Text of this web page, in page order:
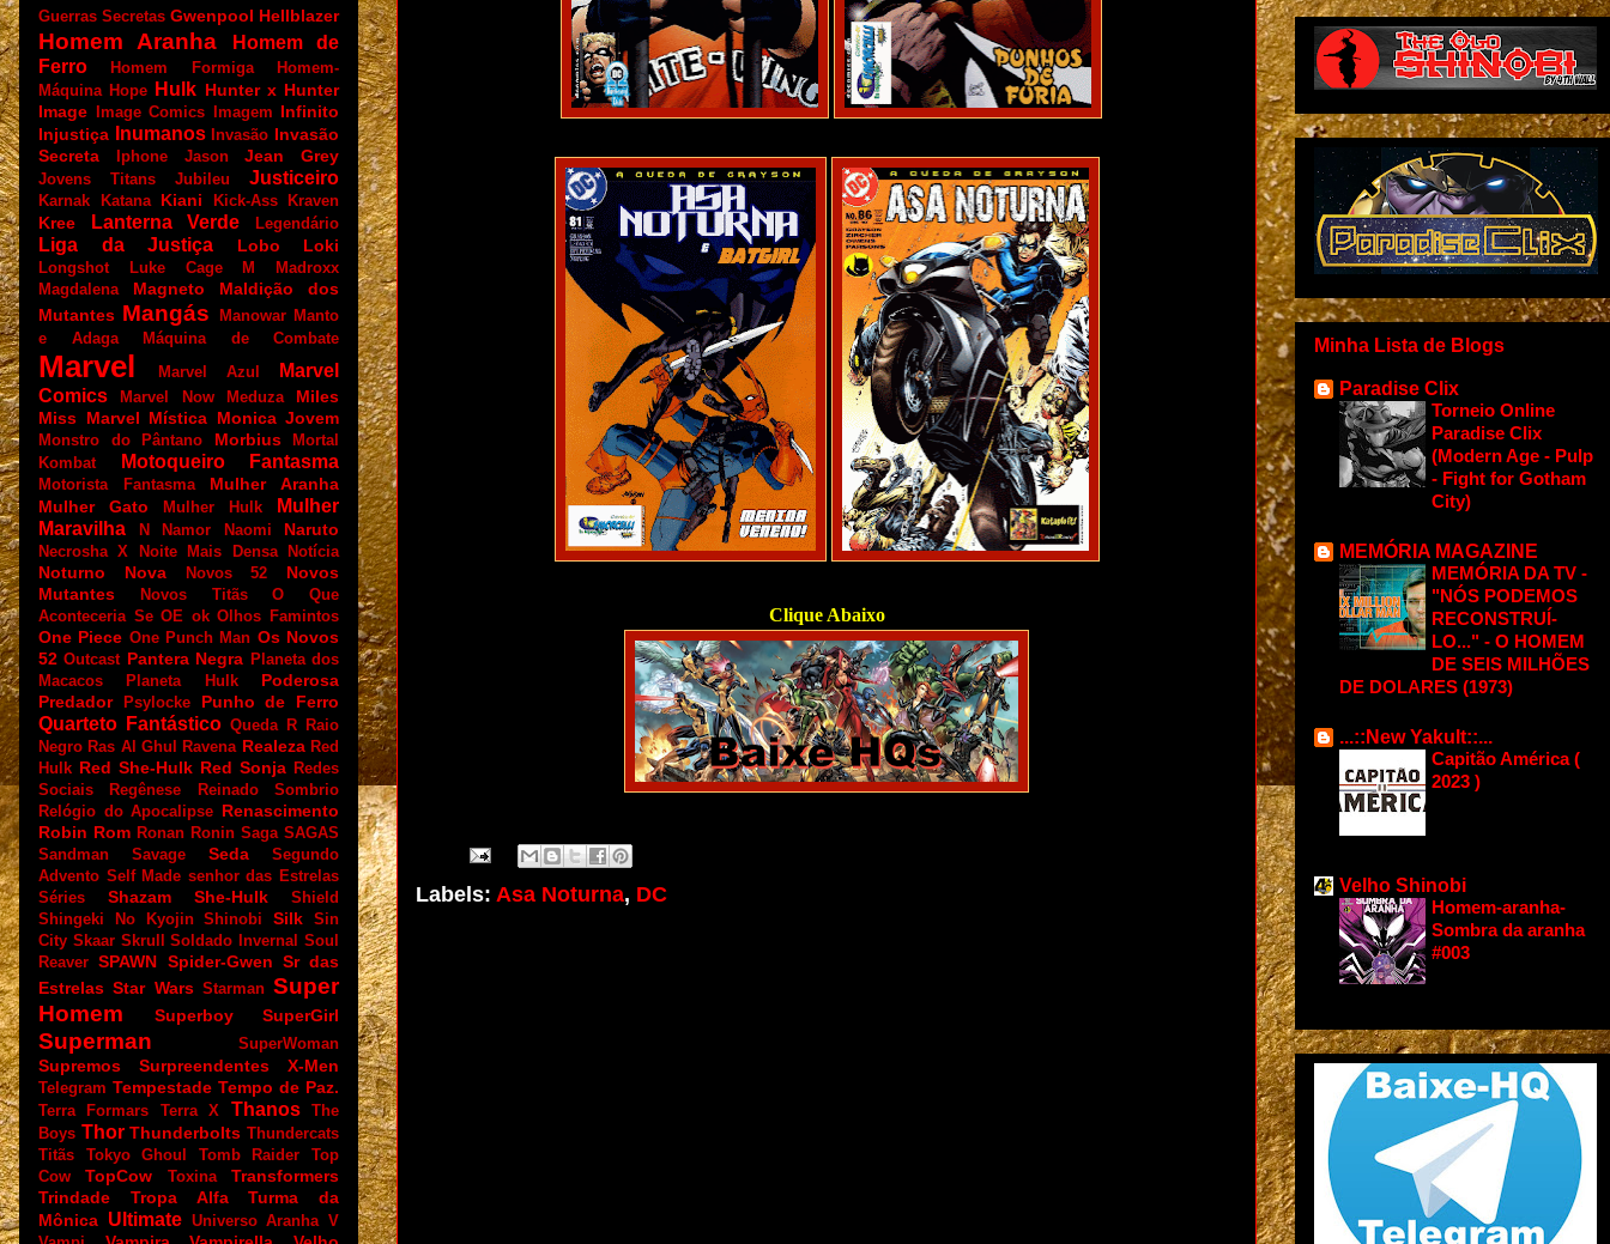
Clique Abaixo
Labels: Asa Noturna, DC
Guerras Secretas Gwenpool Hellblazer
Homem Aranha
Homem de
Ferro
Homem Formiga
Homem-
Máquina Hope Hulk Hunter x Hunter
Image
Image Comics Imagem Infinito
Injustiça
Inumanos Invasão Invasão
Secreta
Iphone Jason Jean Grey
Jovens Titans Jubileu Justiceiro
Karnak Katana Kiani Kick-Ass Kraven
Kree Lanterna Verde Legendário
Liga da Justiça Lobo Loki
Longshot Luke Cage M
Madroxx
Magdalena
Magneto
Maldição dos
Mutantes Mangás Manowar Manto
e Adaga
Máquina de Combate
Marvel Marvel Azul
Marvel
Comics
Marvel Now Meduza
Miles
Miss Marvel Mística Monica Jovem
Monstro do Pântano Morbius
Mortal
Kombat
Motoqueiro Fantasma
Motorista Fantasma
Mulher Aranha
Mulher Gato
Mulher Hulk
Mulher
Maravilha
N Namor Naomi Naruto
Necrosha X Noite Mais Densa Notícia
Noturno Nova Novos 52
Novos
Mutantes
Novos Titãs
O Que
Aconteceria Se OE ok Olhos Famintos
One Piece One Punch Man Os Novos
52 Outcast Pantera Negra Planeta dos
Macacos
Planeta Hulk
Poderosa
Predador
Psylocke Punho de Ferro
Quarteto Fantástico Queda R Raio
Negro Ras Al Ghul Ravena Realeza Red
Hulk Red She-Hulk Red Sonja Redes
Sociais
Regênese
Reinado Sombrio
Relógio do Apocalipse Renascimento
Robin Rom Ronan Ronin Saga SAGAS
Sandman
Savage Seda
Segundo
Advento Self Made senhor das Estrelas
Séries
Shazam She-Hulk
Shield
Shingeki No Kyojin Shinobi Silk
Sin
City Skaar Skrull Soldado Invernal
Soul
Reaver SPAWN Spider-Gwen Sr das
Estrelas Star Wars Starman Super
Homem
Superboy SuperGirl
Superman SuperWoman
Supremos Surpreendentes X-Men
Telegram Tempestade Tempo de Paz.
Terra Formars Terra X Thanos
The
Boys Thor Thunderbolts Thundercats
Titãs
Tokyo Ghoul Tomb Raider
Top
Cow
TopCow Toxina
Transformers
Trindade
Tropa Alfa
Turma da
Mônica Ultimate Universo Aranha V
Minha Lista de Blogs
Paradise Clix
Torneio Online
Paradise Clix
(Modern Age - Pulp
- Fight for Gotham
City)
MEMÓRIA MAGAZINE
MEMÓRIA DA TV -
"NÓS PODEMOS
RECONSTRUÍ-
LO..." - O HOMEM
DE SEIS MILHÕES
DE DOLARES (1973)
...::New Yakult::...
Capitão América (
2023 )
Velho Shinobi
Homem-aranha-
Sombra da aranha
#003